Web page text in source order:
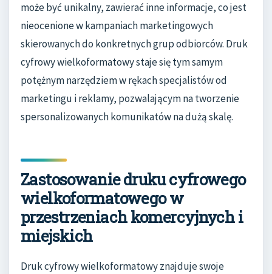
może być unikalny, zawierać inne informacje, co jest
nieocenione w kampaniach marketingowych
skierowanych do konkretnych grup odbiorców. Druk
cyfrowy wielkoformatowy staje się tym samym
potężnym narzędziem w rękach specjalistów od
marketingu i reklamy, pozwalającym na tworzenie
spersonalizowanych komunikatów na dużą skalę.
Zastosowanie druku cyfrowego
wielkoformatowego w
przestrzeniach komercyjnych i
miejskich
Druk cyfrowy wielkoformatowy znajduje swoje